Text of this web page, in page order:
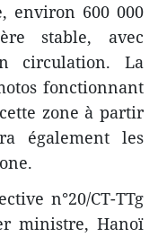
environ 600 000
stable, avec
circulation. La
fonctionnant
zone à partir
également les
n°20/CT-TTg
ministre, Hanoï